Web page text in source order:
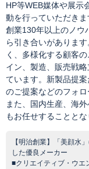
HP等WEB媒体や展示
動を行っていただきま
創業130年以上のノウ
ら引き合いがありま
く、多様化する顧客
イン、製造、販売戦
ています。新製品提
のご提案などのフォロ
また、国内生産、海
もお任せすることとな
【明治創業】「美顔水
した優良メーカー
■クリエイティブ・ウエ